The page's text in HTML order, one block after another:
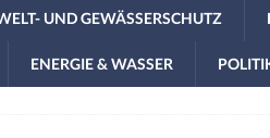
UND GEWÄSSERSCHUTZ
ENERGIE & WASSER